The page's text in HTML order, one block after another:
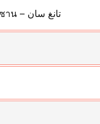
⭐唐三 – Tang San – ตังซาน – تانغ سان